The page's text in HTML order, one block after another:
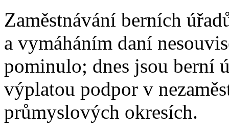
Zaměstnávání berních
a vymáháním daní
pominulo; dnes jsou berní
výplatou podpor v
průmyslových okresích.